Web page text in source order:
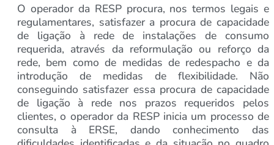
O operador da RESP procura, nos termos legais e
regulamentares, satisfazer a procura de capacidade
de ligação à rede de instalações de consumo
requerida, através da reformulação ou reforço da
rede, bem como de medidas de redespacho e da
introdução de medidas de flexibilidade. Não
conseguindo satisfazer essa procura de capacidade
de ligação à rede nos prazos requeridos pelos
clientes, o operador da RESP inicia um processo de
consulta à ERSE, dando conhecimento das